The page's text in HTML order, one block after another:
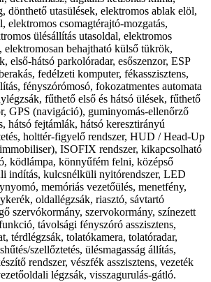
dönthető utasülések, elektromos ablak elöl,
elektromos csomagtérajtó-mozgatás,
ülésállítás utasoldal, elektromos
elektromosan behajtható külső tükrök,
első-hátsó parkolóradar, esőszenzor, ESP
fedélzeti komputer, fékasszisztens,
fényszórómosó, fokozatmentes automata
fűthető első és hátsó ülések, fűthető
GPS (navigáció), guminyomás-ellenőrző
hátsó fejtámlák, hátsó keresztirányú
holttér-figyelő rendszer, HUD / Head-Up
ISOFIX rendszer, kikapcsolható
ködlámpa, könnyűfém felni, középső
indítás, kulcsnélküli nyitórendszer, LED
memóriás vezetőülés, menetfény,
oldallégzsák, riasztó, sávtartó
szervókormány, szervokormány, színezett
távolsági fényszóró asszisztens,
térdlégzsák, tolatókamera, tolatóradar,
szellőztetés, ülésmagasság állítás,
rendszer, vészfék asszisztens, vezeték
légzsák, visszagurulás-gátló.